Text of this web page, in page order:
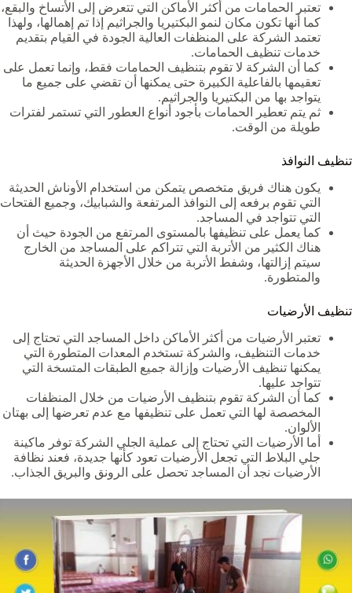
تعتبر الحمامات من أكثر الأماكن التي تتعرض إلى الأتساخ والبقع،
كما أنها تكون مكان لنمو البكتيريا والجراثيم إذا تم إهمالها، ولهذا
تعتمد الشركة على المنظفات العالية الجودة في القيام بتقديم
خدمات تنظيف الحمامات.
كما أن الشركة لا تقوم بتنظيف الحمامات فقط، وإنما تعمل على
تعقيمها بالفاعلية الكبيرة حتى يمكنها أن تقضي على جميع ما
يتواجد بها من البكتيريا والجراثيم.
ثم يتم تعطير الحمامات بأجود أنواع العطور التي تستمر لفترات
طويلة من الوقت.
تنظيف النوافذ
يكون هناك فريق متخصص يتمكن من استخدام الأوناش الحديثة
التي تقوم برفعه إلى النوافذ المرتفعة والشبابيك، وجميع الفتحات
التي تتواجد في المساجد.
كما يعمل على تنظيفها بالمستوى المرتفع من الجودة حيث أن
هناك الكثير من الأتربة التي تتراكم على المساجد من الخارج
سيتم إزالتها، وشفط الأتربة من خلال الأجهزة الحديثة
والمتطورة.
تنظيف الأرضيات
تعتبر الأرضيات من أكثر الأماكن داخل المساجد التي تحتاج إلى
خدمات التنظيف، والشركة تستخدم المعدات المتطورة التي
يمكنها تنظيف الأرضيات وإزالة جميع الطبقات المتسخة التي
تتواجد عليها.
كما أن الشركة تقوم بتنظيف الأرضيات من خلال المنظفات
المخصصة لها التي تعمل على تنظيفها مع عدم تعرضها إلى بهتان
الألوان.
أما الأرضيات التي تحتاج إلى عملية الجلي الشركة توفر ماكينة
جلي البلاط التي تجعل الأرضيات تعود كأنها جديدة، فعند نظافة
الأرضيات نجد أن المساجد تحصل على الرونق والبريق الجذاب.